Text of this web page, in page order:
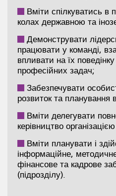
Вміти спілкуватись в
колах державною та
Демонструвати
працювати у команді,
впливати на їх
професійних задач;
Забезпечувати
розвиток та планування
Вміти делегувати
керівництво
Вміти планувати і
інформаційне,
фінансове та кадрове
(підрозділу).